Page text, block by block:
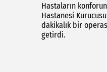
Hastaların
Hastanesi
dakikalık bir
getirdi.